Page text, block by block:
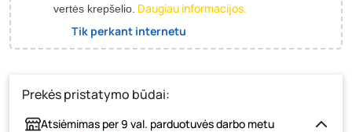
vertės krepšelio. Daugiau informacijos.
Tik perkant internetu
Prekės pristatymo būdai:
Atsiėmimas per 9 val. parduotuvės darbo metu